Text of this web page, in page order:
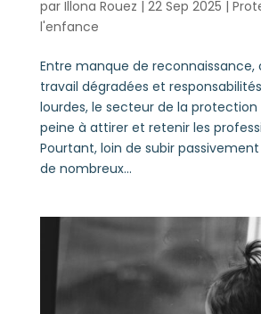
par Illona Rouez | 22 Sep 2025 |
l'enfance
Entre manque de reconnaissance,
travail dégradées et
lourdes, le secteur de la protection
peine à attirer et retenir les
Pourtant, loin de subir
de nombreux...